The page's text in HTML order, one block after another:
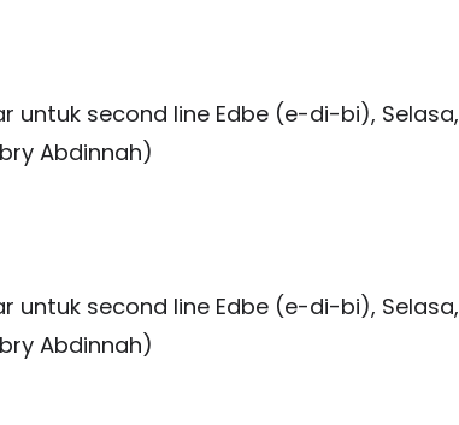
untuk second line Edbe (e-di-bi), Selasa,
Abdinnah)
untuk second line Edbe (e-di-bi), Selasa,
Abdinnah)